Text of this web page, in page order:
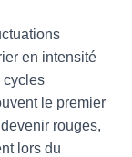
en intensité
cycles
le premier
rouges,
lors du